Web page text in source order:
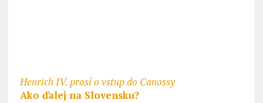
Henrich IV. prosí o vstup do Canossy
Ako ďalej na Slovensku?